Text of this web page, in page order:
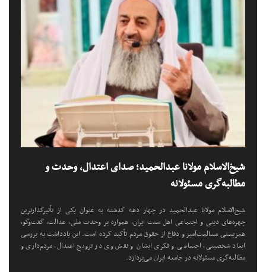
شیخ‌الاسلام مولانا عبدالحمید؛ صدای اعتدال، وحدت و
مطالبه‌گری مسئولانه
شیخ‌الاسلام مولانا عبدالحمید در چهار دهه گذشته به عنوان یکی از تأثیرگذارترین
چهره‌های دینی و اجتماعی اهل سنت ایران، همواره بر وحدت ملی، عدالت، گفت‌وگو،
همزیستی مسالمت‌آمیز و دفاع از حقوق مردم تأکید کرده است. این یادداشت به بررسی
ابعاد شخصیتی، اجتماعی و فکری ایشان و نقش وی در ترویج اعتدال، مردم‌داری و
مطالبه‌گری مسئولانه در جامعه ایران می‌پردازد.